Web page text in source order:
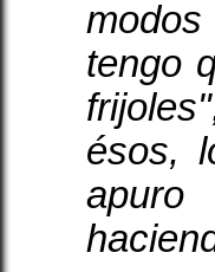
modos
tengo
ésos,